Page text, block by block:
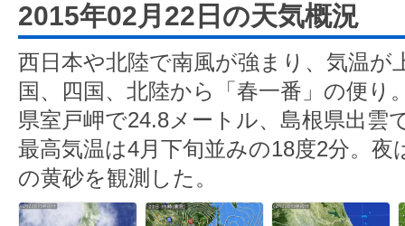
2015年02月22日の天気概況
西日本や北陸で南風が強まり、気温が
国、四国、北陸から「春一番」の便り
県室戸岬で24.8メートル、島根県出雲
最高気温は4月下旬並みの18度2分。夜
の黄砂を観測した。